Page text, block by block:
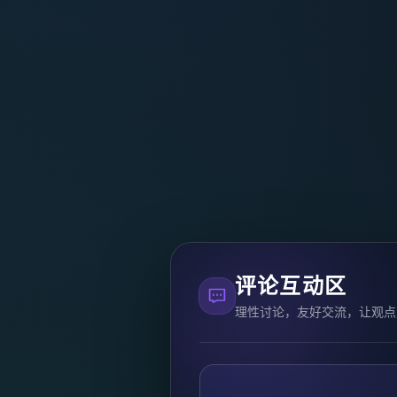
评论互动区
理性讨论，友好交流，让观